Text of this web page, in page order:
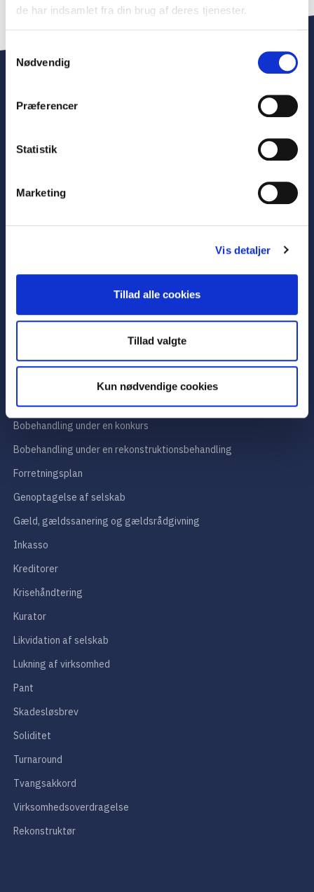
de har indsamlet fra din brug af deres tjenester.
Samtykkevalg
Nødvendig
Præferencer
Statistik
Marketing
Vis detaljer
Tillad alle cookies
Tillad valgte
Kun nødvendige cookies
ADRESSE
Vesterbrogade 32
1620 København V
33 43 70 00
BLIV KLOGERE
Bobehandling under en konkurs
Bobehandling under en rekonstruktionsbehandling
Forretningsplan
Genoptagelse af selskab
Gæld, gældssanering og gældsrådgivning
Inkasso
Kreditorer
Krisehåndtering
Kurator
Likvidation af selskab
Lukning af virksomhed
Pant
Skadesløsbrev
Soliditet
Turnaround
Tvangsakkord
Virksomhedsoverdragelse
Rekonstruktør